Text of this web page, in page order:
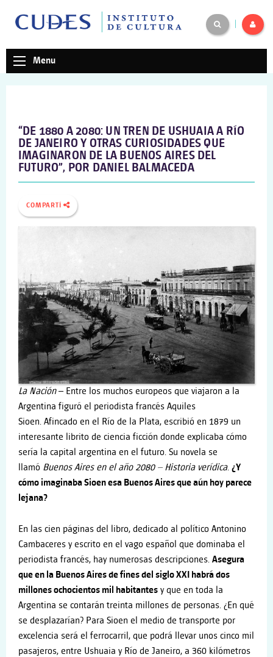
Menu
“DE 1880 A 2080: UN TREN DE USHUAIA A RÍO
DE JANEIRO Y OTRAS CURIOSIDADES QUE
IMAGINARON DE LA BUENOS AIRES DEL
FUTURO”, POR DANIEL BALMACEDA
COMPARTÍ
La Nación– Entre los muchos europeos que viajaron a la
Argentina figuró el periodista francés Aquiles
Sioen. Afincado en el Río de la Plata, escribió en 1879 un
interesante librito de ciencia ficción donde explicaba cómo
sería la capital argentina en el futuro. Su novela se
llamó Buenos Aires en el año 2080 – Historia verídica. ¿Y
cómo imaginaba Sioen esa Buenos Aires que aún hoy parece
lejana?
En las cien páginas del libro, dedicado al político Antonino
Cambaceres y escrito en el vago español que dominaba el
periodista francés, hay numerosas descripciones. Asegura
que en la Buenos Aires de fines del siglo XXI habrá dos
millones ochocientos mil habitantes y que en toda la
Argentina se contarán treinta millones de personas. ¿En qué
se desplazarían? Para Sioen el medio de transporte por
excelencia será el ferrocarril, que podrá llevar unos cinco mil
pasajeros, entre Ushuaia y Río de Janeiro, a 360 kilómetros